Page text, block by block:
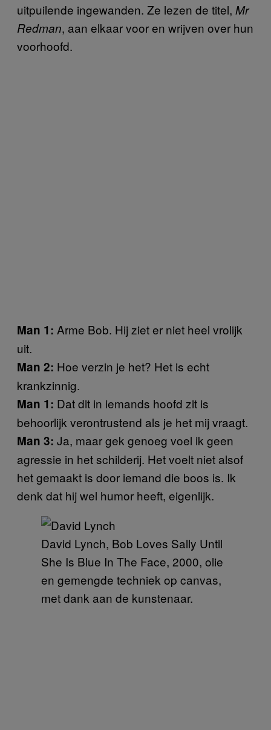
uitpuilende ingewanden. Ze lezen de titel, Mr
Redman, aan elkaar voor en wrijven over hun
voorhoofd.
Man 1: Arme Bob. Hij ziet er niet heel vrolijk
uit.
Man 2: Hoe verzin je het? Het is echt
krankzinnig.
Man 1: Dat dit in iemands hoofd zit is
behoorlijk verontrustend als je het mij vraagt.
Man 3: Ja, maar gek genoeg voel ik geen
agressie in het schilderij. Het voelt niet alsof
het gemaakt is door iemand die boos is. Ik
denk dat hij wel humor heeft, eigenlijk.
David Lynch, Bob Loves Sally Until
She Is Blue In The Face, 2000, olie
en gemengde techniek op canvas,
met dank aan de kunstenaar.